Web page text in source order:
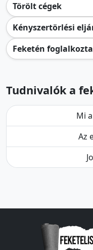
Törölt cégek
Kényszertörlési
Feketén
Tudnivalók a
Mi
Az